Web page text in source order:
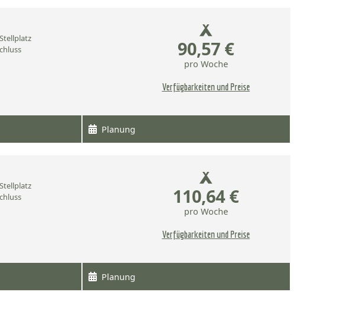
90,57 €
pro Woche
Verfügbarkeiten und Preise
Planung
110,64 €
pro Woche
Verfügbarkeiten und Preise
Planung